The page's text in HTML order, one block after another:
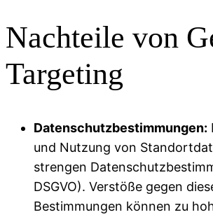
Nachteile von
Targeting
Datenschutzbestimmungen:
und Nutzung von
strengen
DSGVO). Verstöße gegen
Bestimmungen können zu